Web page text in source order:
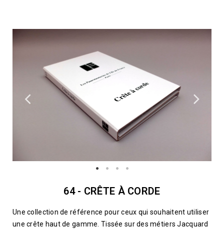
64 - CRÊTE À CORDE
Une collection de référence pour ceux qui souhaitent utiliser
une crête haut de gamme. Tissée sur des métiers Jacquard